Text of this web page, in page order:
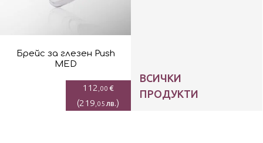
Брейс за глезен Push
MED
112 ,00 €
(219 ,05 лв.)
ВСИЧКИ
ПРОДУКТИ